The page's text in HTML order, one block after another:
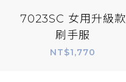
7023SC 女用升級款
刷手服
NT$1,770